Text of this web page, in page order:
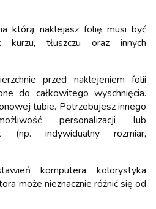
którą naklejasz folię musi być
kurzu, tłuszczu oraz innych
przed naklejeniem folii
do całkowitego wyschnięcia.
tubie. Potrzebujesz innego
personalizacji lub
(np. indywidualny rozmiar,
komputera kolorystyka
może nieznacznie różnić się od